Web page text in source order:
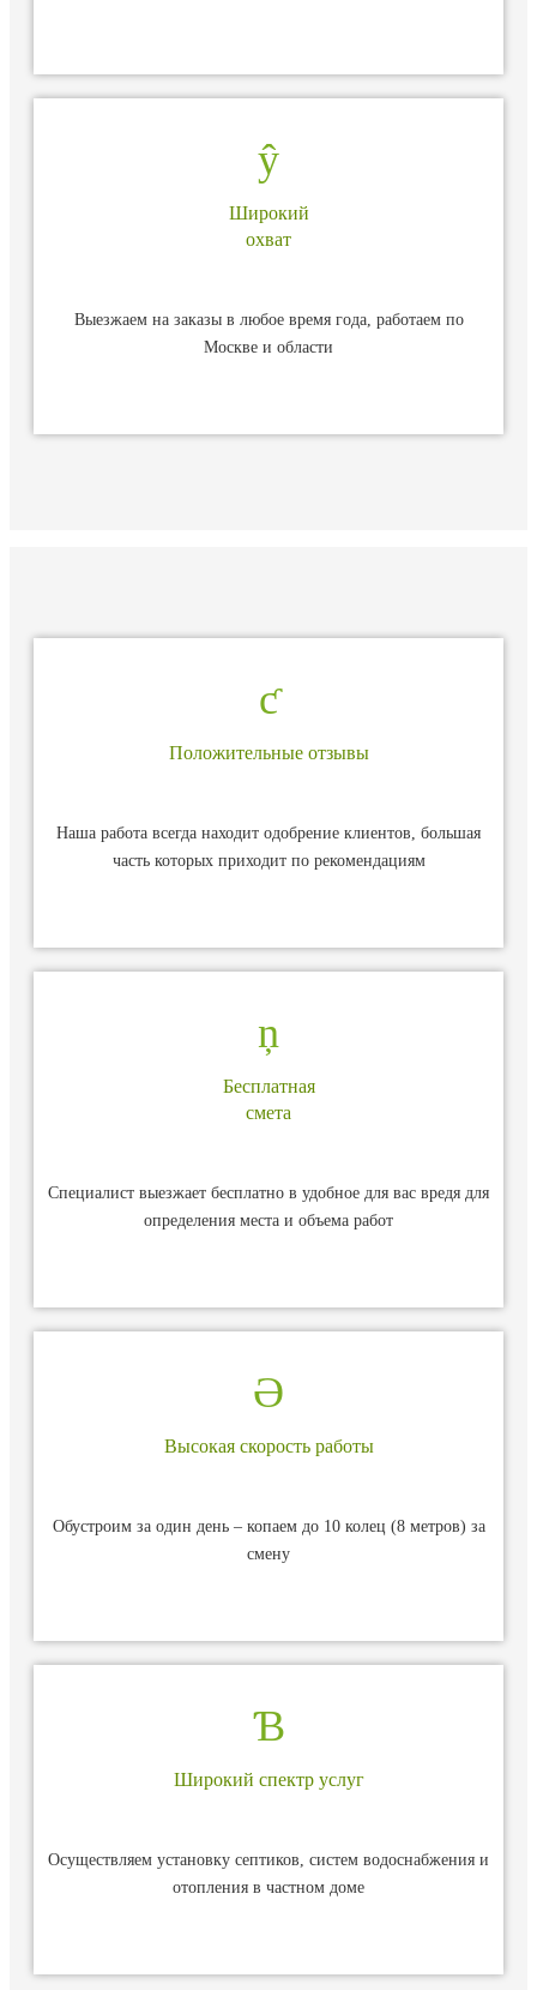
Широкий
охват
Выезжаем на заказы в любое время года, работаем по
Москве и области
Положительные отзывы
Наша работа всегда находит одобрение клиентов, большая
часть которых приходит по рекомендациям
Бесплатная
смета
Специалист выезжает бесплатно в удобное для вас вредя для
определения места и объема работ
Высокая скорость работы
Обустроим за один день – копаем до 10 колец (8 метров) за
смену
Широкий спектр услуг
Осуществляем установку септиков, систем водоснабжения и
отопления в частном доме